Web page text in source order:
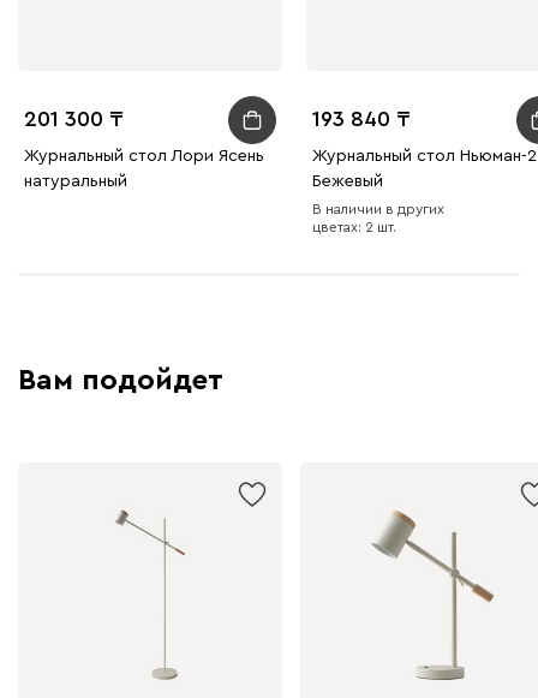
201 300
Журнальный стол Лори Ясень
натуральный
193 840
Журнальный стол Ньюман-2
Бежевый
В наличии в других
цветах: 2 шт.
Вам подойдет